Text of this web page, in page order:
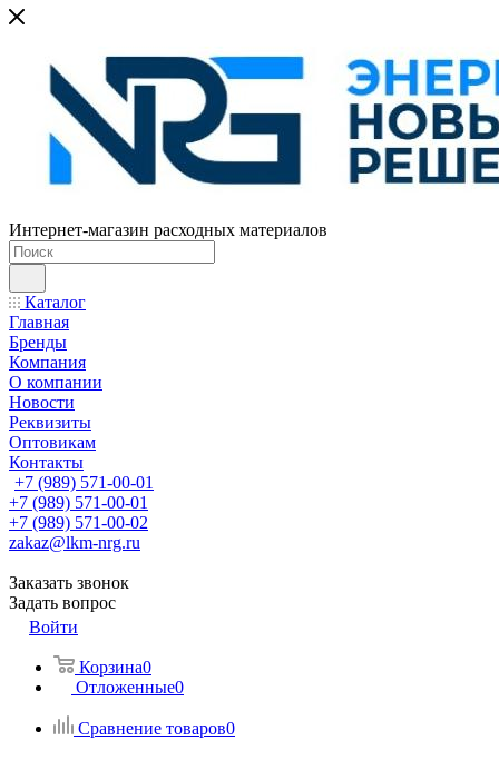
Интернет-магазин расходных материалов
Каталог
Главная
Бренды
Компания
О компании
Новости
Реквизиты
Оптовикам
Контакты
+7 (989) 571-00-01
+7 (989) 571-00-01
+7 (989) 571-00-02
zakaz@lkm-nrg.ru
Заказать звонок
Задать вопрос
Войти
Корзина0
Отложенные0
Сравнение товаров0